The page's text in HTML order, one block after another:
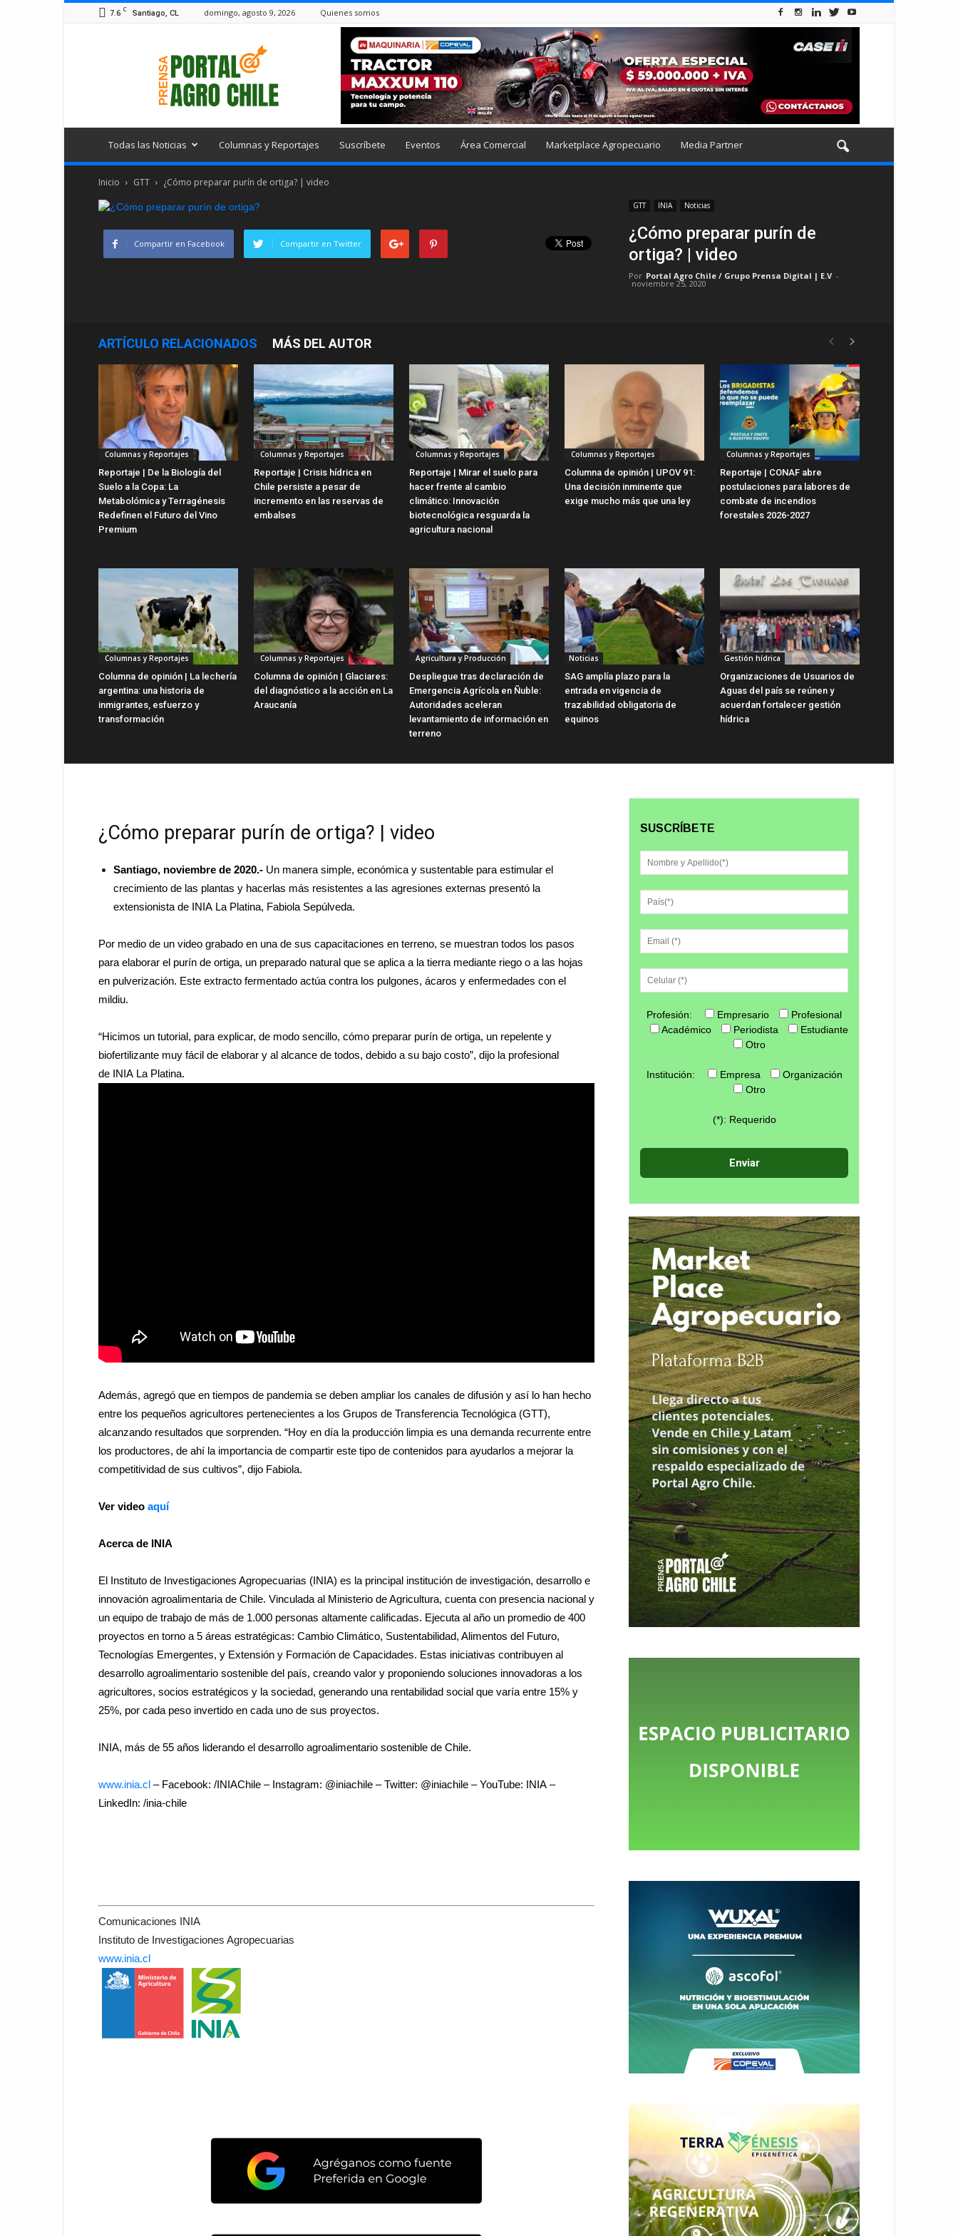
7.6 C Santiago, CL domingo, agosto 9, 2026 Quienes somos
Todas las Noticias Columnas y Reportajes Suscríbete Eventos Área Comercial Marketplace Agropecuario Media Partner
Inicio GTT ¿Cómo preparar purín de ortiga? | video
GTT INIA Noticias
¿Cómo preparar purín de
ortiga? | video
Por Portal Agro Chile / Grupo Prensa Digital | E.V -
noviembre 25, 2020
Compartir en Facebook Compartir en Twitter
ARTÍCULO RELACIONADOS MÁS DEL AUTOR
Columnas y Reportajes
Reportaje | De la Biología del
Suelo a la Copa: La
Metabolómica y Terragénesis
Redefinen el Futuro del Vino
Premium
Columnas y Reportajes
Reportaje | Crisis hídrica en
Chile persiste a pesar de
incremento en las reservas de
embalses
Columnas y Reportajes
Reportaje | Mirar el suelo para
hacer frente al cambio
climático: Innovación
biotecnológica resguarda la
agricultura nacional
Columnas y Reportajes
Columna de opinión | UPOV 91:
Una decisión inminente que
exige mucho más que una ley
Columnas y Reportajes
Reportaje | CONAF abre
postulaciones para labores de
combate de incendios
forestales 2026-2027
Columnas y Reportajes
Columna de opinión | La lechería
argentina: una historia de
inmigrantes, esfuerzo y
transformación
Columnas y Reportajes
Columna de opinión | Glaciares:
del diagnóstico a la acción en La
Araucanía
Agricultura y Producción
Despliegue tras declaración de
Emergencia Agrícola en Ñuble:
Autoridades aceleran
levantamiento de información en
terreno
Noticias
SAG amplía plazo para la
entrada en vigencia de
trazabilidad obligatoria de
equinos
Gestión hídrica
Organizaciones de Usuarios de
Aguas del país se reúnen y
acuerdan fortalecer gestión
hídrica
¿Cómo preparar purín de ortiga? | video
Santiago, noviembre de 2020.- Un manera simple, económica y sustentable para estimular el
crecimiento de las plantas y hacerlas más resistentes a las agresiones externas presentó la
extensionista de INIA La Platina, Fabiola Sepúlveda.
Por medio de un video grabado en una de sus capacitaciones en terreno, se muestran todos los pasos
para elaborar el purín de ortiga, un preparado natural que se aplica a la tierra mediante riego o a las hojas
en pulverización. Este extracto fermentado actúa contra los pulgones, ácaros y enfermedades con el
mildiu.
“Hicimos un tutorial, para explicar, de modo sencillo, cómo preparar purín de ortiga, un repelente y
biofertilizante muy fácil de elaborar y al alcance de todos, debido a su bajo costo”, dijo la profesional
de INIA La Platina.
Además, agregó que en tiempos de pandemia se deben ampliar los canales de difusión y así lo han hecho
entre los pequeños agricultores pertenecientes a los Grupos de Transferencia Tecnológica (GTT),
alcanzando resultados que sorprenden. “Hoy en día la producción limpia es una demanda recurrente entre
los productores, de ahí la importancia de compartir este tipo de contenidos para ayudarlos a mejorar la
competitividad de sus cultivos”, dijo Fabiola.
Ver video aquí
Acerca de INIA
El Instituto de Investigaciones Agropecuarias (INIA) es la principal institución de investigación, desarrollo e
innovación agroalimentaria de Chile. Vinculada al Ministerio de Agricultura, cuenta con presencia nacional y
un equipo de trabajo de más de 1.000 personas altamente calificadas. Ejecuta al año un promedio de 400
proyectos en torno a 5 áreas estratégicas: Cambio Climático, Sustentabilidad, Alimentos del Futuro,
Tecnologías Emergentes, y Extensión y Formación de Capacidades. Estas iniciativas contribuyen al
desarrollo agroalimentario sostenible del país, creando valor y proponiendo soluciones innovadoras a los
agricultores, socios estratégicos y la sociedad, generando una rentabilidad social que varía entre 15% y
25%, por cada peso invertido en cada uno de sus proyectos.
INIA, más de 55 años liderando el desarrollo agroalimentario sostenible de Chile.
www.inia.cl – Facebook: /INIAChile – Instagram: @iniachile – Twitter: @iniachile – YouTube: INIA –
LinkedIn: /inia-chile
Comunicaciones INIA
Instituto de Investigaciones Agropecuarias
www.inia.cl
SUSCRÍBETE
Profesión: Empresario
Profesional
Académico
Periodista
Estudiante
Otro
Institución: Empresa
Organización
Otro
(*): Requerido